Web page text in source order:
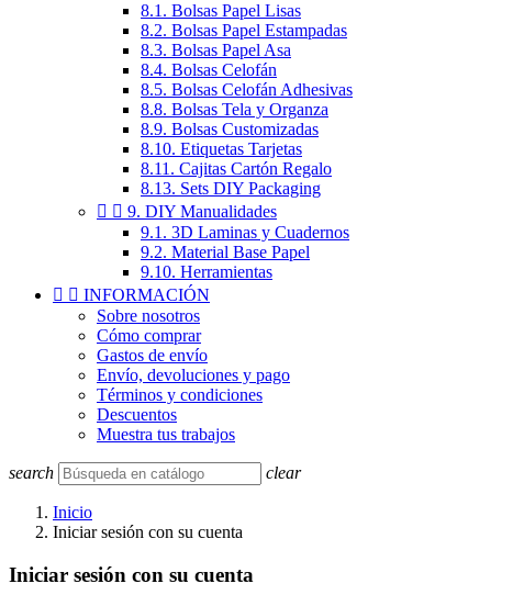
8.1. Bolsas Papel Lisas
8.2. Bolsas Papel Estampadas
8.3. Bolsas Papel Asa
8.4. Bolsas Celofán
8.5. Bolsas Celofán Adhesivas
8.8. Bolsas Tela y Organza
8.9. Bolsas Customizadas
8.10. Etiquetas Tarjetas
8.11. Cajitas Cartón Regalo
8.13. Sets DIY Packaging
  9. DIY Manualidades
9.1. 3D Laminas y Cuadernos
9.2. Material Base Papel
9.10. Herramientas
  INFORMACIÓN
Sobre nosotros
Cómo comprar
Gastos de envío
Envío, devoluciones y pago
Términos y condiciones
Descuentos
Muestra tus trabajos
search clear
Inicio
Iniciar sesión con su cuenta
Iniciar sesión con su cuenta